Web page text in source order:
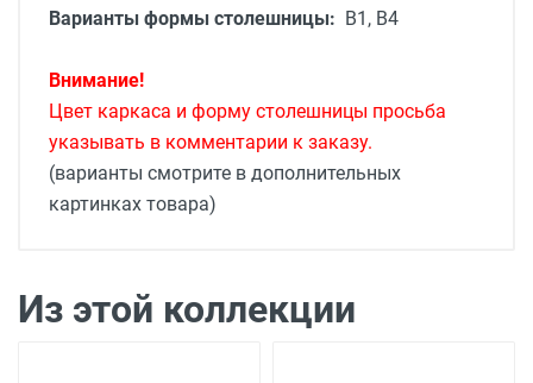
Варианты формы столешницы: В1, В4
Внимание!
Цвет каркаса и форму столешницы просьба
указывать в комментарии к заказу.
(варианты смотрите в дополнительных
картинках товара)
подъезда подробней
Доставка г. Калуга 800 рублей - до
Из этой коллекции